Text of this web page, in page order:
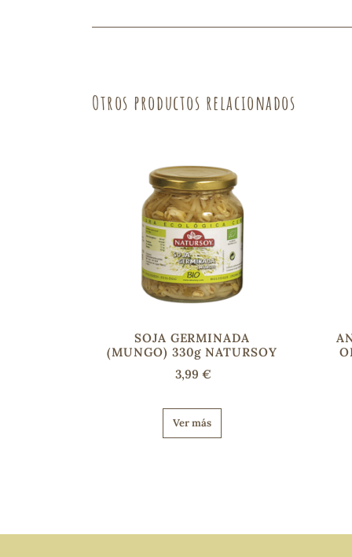
Otros productos relacionados
SOJA GERMINADA
(MUNGO) 330g NATURSOY
3,99 €
Ver más